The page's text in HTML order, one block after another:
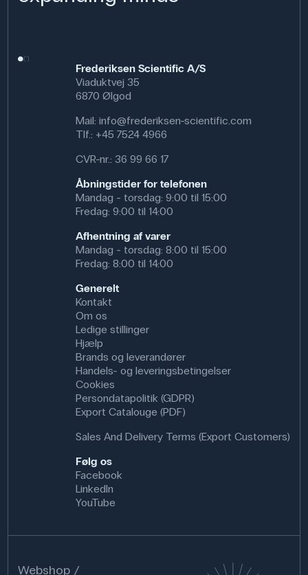
Frederiksen Scientific A/S
Viaduktvej 35
6870 Ølgod
Mail: info@frederiksen-scientific.com
Tlf.: +45 7524 4966
CVR-nr.: 36 99 66 17
Åbningstider for telefonen
Mandag - torsdag: 9:00 til 15:00
Fredag: 9:00 til 14:00
Afhentning af varer
Mandag - torsdag: 8:00 til 15:00
Fredag: 8:00 til 14:00
Generelt
Kontakt
Om os
Ledige stillinger
Hjælp
Brands og leverandører
Handels- og leveringsbetingelser
Cookies
Persondatapolitik (GDPR)
Export Catalouge (PDF)
Sales And Delivery Terms (Export Customers)
Følg os
Facebook
LinkedIn
YouTube
Webshop